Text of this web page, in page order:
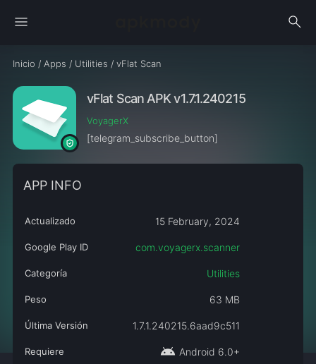
menu search
Inicio / Apps / Utilities / vFlat Scan
vFlat Scan APK v1.7.1.240215
VoyagerX
[telegram_subscribe_button]
APP INFO
Actualizado 15 February, 2024
Google Play ID com.voyagerx.scanner
Categoría Utilities
Peso 63 MB
Última Versión 1.7.1.240215.6aad9c511
Requiere android Android 6.0+